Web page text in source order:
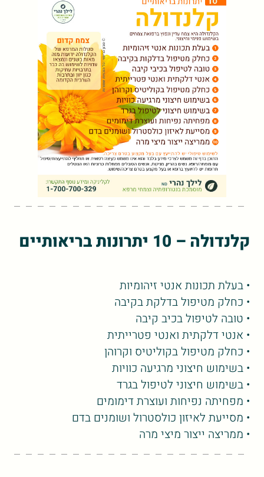
קלנדולה – 10 יתרונות בריאותיים
• בעלת תכונות אנטי זיהומיות
• כחלק מטיפול בדלקת בקיבה
• טובה לטיפול בכיב קיבה
• אנטי דלקתית ואנטי פטרייתית
• כחלק מטיפול בקוליטיס וקרוהן
• בשימוש חיצוני מרגיעה כוויות
• בשימוש חיצוני לטיפול בגרד
• מפחיתה נפיחות ועוצרת דימומים
• מסייעת לאיזון כולסטרול ושומנים בדם
• ממריצה ייצור מיצי מרה